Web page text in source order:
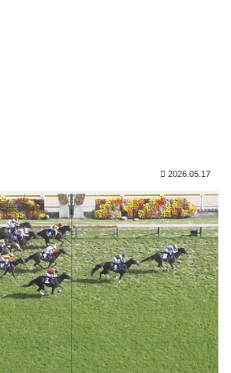
2026.05.17